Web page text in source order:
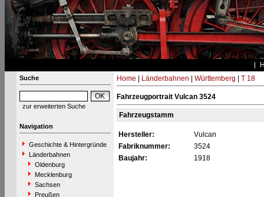
Suche
zur erweiterten Suche
Navigation
Geschichte & Hintergründe
Länderbahnen
Oldenburg
Mecklenburg
Sachsen
Preußen
Home Länderbahnen Württemberg T 18
Fahrzeugportrait Vulcan 3524
Fahrzeugstamm
Hersteller:
Vulcan
Fabriknummer:
3524
Baujahr:
1918